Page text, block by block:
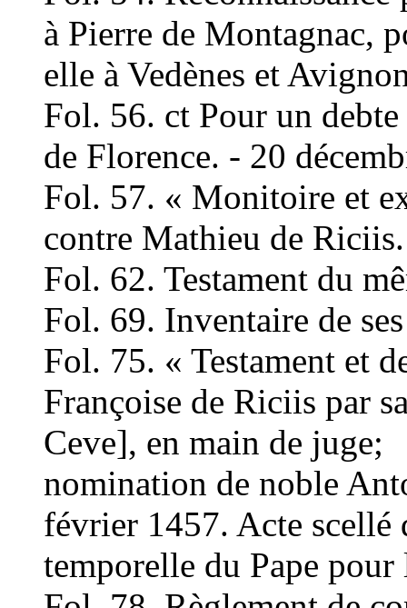
à Pierre de Montagnac,
elle à Vedènes et
Fol. 56. ct Pour un
de Florence. - 20
Fol. 57. « Monitoire et
contre Mathieu de
Fol. 62. Testament du
Fol. 69. Inventaire de
Fol. 75. « Testament et
Françoise de Riciis par
Ceve], en main de juge;
nomination de noble
février 1457. Acte scellé
temporelle du Pape